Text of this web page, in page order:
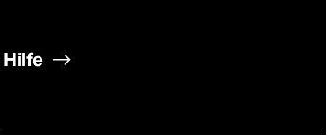
Hilfe